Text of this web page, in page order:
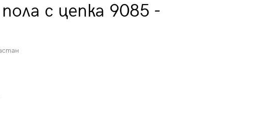
с цепка 9085 -